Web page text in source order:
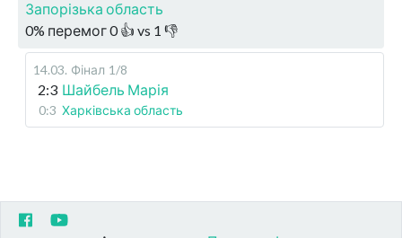
Запорізька область
0% перемог0👍 vs 1 👎
14.03. Фінал 1/8
2:3 Шайбель Марія
0:3 Харківська область